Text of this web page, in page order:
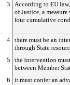
3
According to EU
of Justice, a
four cumulative
4 there must be an
through State
5
the intervention
between Member
6
it must confer an